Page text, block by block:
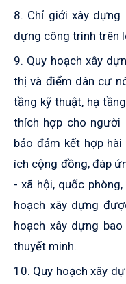
8. Chỉ giới xây dựng
dựng công trình trên
9. Quy hoạch xây
thị và điểm dân cư­
tầng kỹ thuật, hạ
thích hợp cho người
bảo đảm kết hợp
ích cộng đồng­, đáp
- xã hội, quốc
hoạch xây dựng
hoạch xây dựng
thuyết minh.
10. Quy hoạch xây